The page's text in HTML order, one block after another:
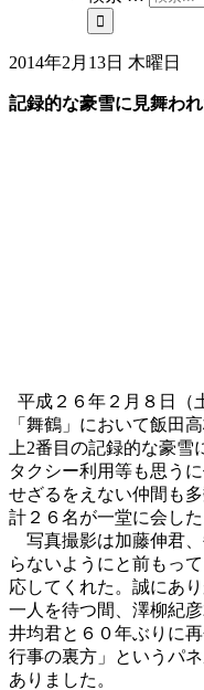
2014年2月13日 木曜日
記録的な豪雪に見舞わ
平成２６年２月８日（
「舞鶴」において飯田
上2番目の記録的な豪
タクシー利用等も思う
せざるをえない仲間も
計２６名が一堂に会した
写真撮影は加藤伸君
らないようにと前もっ
応してくれた。誠にあ
一人を待つ間、澤柳紀
井均君と６０年ぶりに
行事の裏方」というパ
ありました。